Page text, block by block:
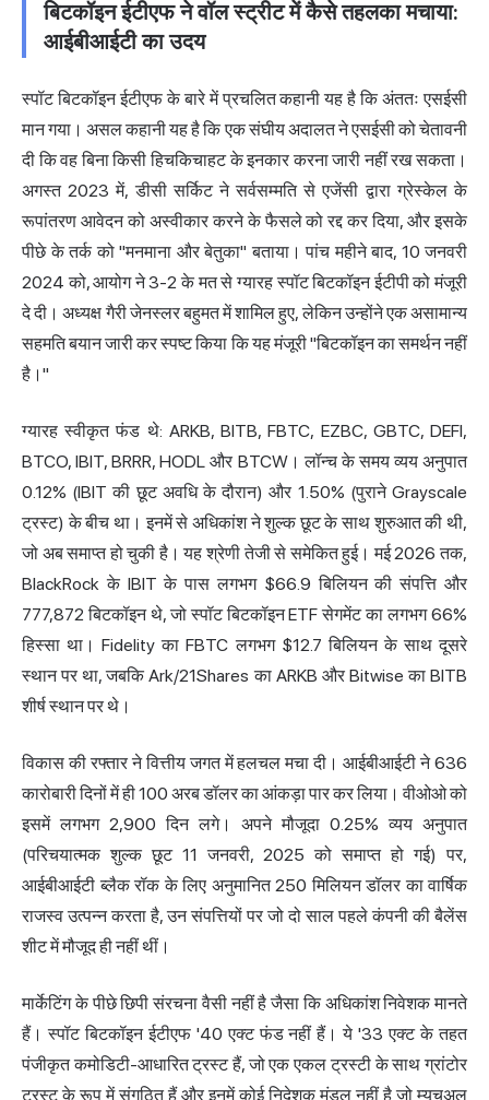
बिटकॉइन ईटीएफ ने वॉल स्ट्रीट में कैसे तहलका मचाया:
आईबीआईटी का उदय
स्पॉट बिटकॉइन ईटीएफ के बारे में प्रचलित कहानी यह है कि अंततः एसईसी
मान गया। असल कहानी यह है कि एक संघीय अदालत ने एसईसी को चेतावनी
दी कि वह बिना किसी हिचकिचाहट के इनकार करना जारी नहीं रख सकता।
अगस्त 2023 में, डीसी सर्किट ने सर्वसम्मति से एजेंसी द्वारा ग्रेस्केल के
रूपांतरण आवेदन को अस्वीकार करने के फैसले को रद्द कर दिया, और इसके
पीछे के तर्क को "मनमाना और बेतुका" बताया। पांच महीने बाद, 10 जनवरी
2024 को, आयोग ने 3-2 के मत से ग्यारह स्पॉट बिटकॉइन ईटीपी को मंजूरी
दे दी। अध्यक्ष गैरी जेनस्लर बहुमत में शामिल हुए, लेकिन उन्होंने एक असामान्य
सहमति बयान जारी कर स्पष्ट किया कि यह मंजूरी "बिटकॉइन का समर्थन नहीं
है।"
ग्यारह स्वीकृत फंड थे: ARKB, BITB, FBTC, EZBC, GBTC, DEFI,
BTCO, IBIT, BRRR, HODL और BTCW। लॉन्च के समय व्यय अनुपात
0.12% (IBIT की छूट अवधि के दौरान) और 1.50% (पुराने Grayscale
ट्रस्ट) के बीच था। इनमें से अधिकांश ने शुल्क छूट के साथ शुरुआत की थी,
जो अब समाप्त हो चुकी है। यह श्रेणी तेजी से समेकित हुई। मई 2026 तक,
BlackRock के IBIT के पास लगभग $66.9 बिलियन की संपत्ति और
777,872 बिटकॉइन थे, जोस्पॉट बिटकॉइन ETFसेगमेंट का लगभग 66%
हिस्सा था। Fidelity का FBTC लगभग $12.7 बिलियन के साथ दूसरे
स्थान पर था, जबकि Ark/21Shares का ARKB और Bitwise का BITB
शीर्ष स्थान पर थे।
विकास की रफ्तार ने वित्तीय जगत में हलचल मचा दी। आईबीआईटी ने 636
कारोबारी दिनों में ही 100 अरब डॉलर का आंकड़ा पार कर लिया। वीओओ को
इसमें लगभग 2,900 दिन लगे। अपने मौजूदा 0.25% व्यय अनुपात
(परिचयात्मक शुल्क छूट 11 जनवरी, 2025 को समाप्त हो गई) पर,
आईबीआईटी ब्लैक रॉक के लिए अनुमानित 250 मिलियन डॉलर का वार्षिक
राजस्व उत्पन्न करता है, उन संपत्तियों पर जो दो साल पहले कंपनी की बैलेंस
शीट में मौजूद ही नहीं थीं।
मार्केटिंग के पीछे छिपी संरचना वैसी नहीं है जैसा कि अधिकांश निवेशक मानते
हैं। स्पॉट बिटकॉइन ईटीएफ '40 एक्ट फंड नहीं हैं। ये '33 एक्ट के तहत
पंजीकृत कमोडिटी-आधारित ट्रस्ट हैं, जो एक एकल ट्रस्टी के साथ ग्रांटोर
ट्रस्ट के रूप में संगठित हैं और इनमें कोई निदेशक मंडल नहीं है जो म्यूचुअल